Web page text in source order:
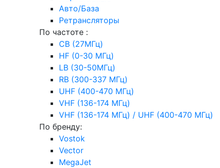
Авто/База
Ретрансляторы
По частоте :
CB (27МГц)
HF (0-30 МГц)
LB (30-50МГц)
RB (300-337 МГц)
UHF (400-470 МГц)
VHF (136-174 МГц)
VHF (136-174 МГц) / UHF (400-470 МГц)
По бренду:
Vostok
Vector
MegaJet